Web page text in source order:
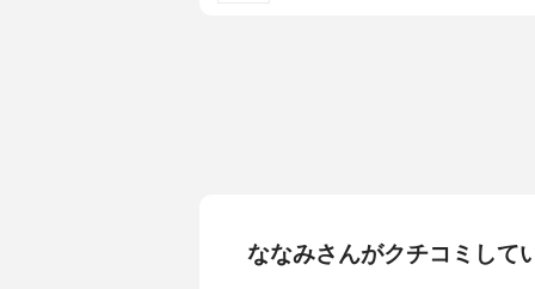
ななみさんがクチコミして